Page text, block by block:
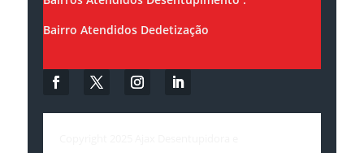
Bairro Atendidos Dedetização